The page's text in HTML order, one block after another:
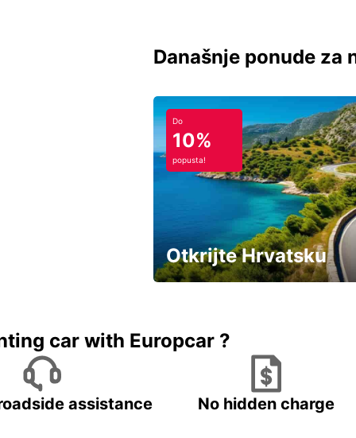
Današnje ponude za
Do
10%
popusta!
Otkrijte Hrvatsku
car with Europcar ?
assistance No hidden charge